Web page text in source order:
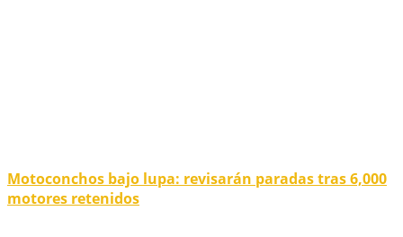
Motoconchos bajo lupa: revisarán paradas tras 6,000
motores retenidos